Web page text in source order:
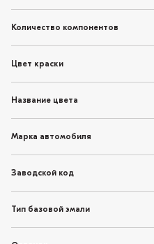
Количество компонентов
Цвет краски
Название цвета
Марка автомобиля
Заводской код
Тип базовой эмали